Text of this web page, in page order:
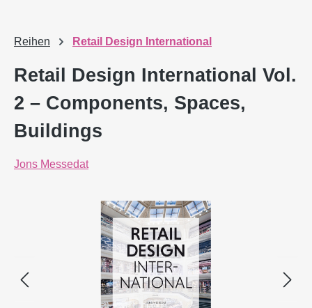
Reihen Retail Design International
Retail Design International Vol.
2 – Components, Spaces,
Buildings
Jons Messedat
Bildergalerie überspringen